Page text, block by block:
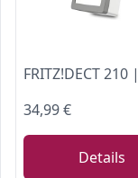
34,99 €
Details